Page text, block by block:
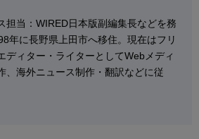
担当：WIRED日本版副編集長などを務
年に長野県上田市へ移住。現在はフリ
ディター・ライターとしてWebメディ
、海外ニュース制作・翻訳などに従